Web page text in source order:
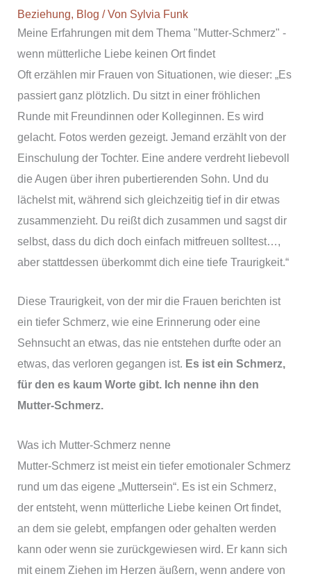
Beziehung, Blog / Von Sylvia Funk
Meine Erfahrungen mit dem Thema "Mutter-Schmerz" -
wenn mütterliche Liebe keinen Ort findet
Oft erzählen mir Frauen von Situationen, wie dieser: „Es
passiert ganz plötzlich. Du sitzt in einer fröhlichen
Runde mit Freundinnen oder Kolleginnen. Es wird
gelacht. Fotos werden gezeigt. Jemand erzählt von der
Einschulung der Tochter. Eine andere verdreht liebevoll
die Augen über ihren pubertierenden Sohn. Und du
lächelst mit, während sich gleichzeitig tief in dir etwas
zusammenzieht. Du reißt dich zusammen und sagst dir
selbst, dass du dich doch einfach mitfreuen solltest…,
aber stattdessen überkommt dich eine tiefe Traurigkeit.“
Diese Traurigkeit, von der mir die Frauen berichten ist
ein tiefer Schmerz, wie eine Erinnerung oder eine
Sehnsucht an etwas, das nie entstehen durfte oder an
etwas, das verloren gegangen ist. Es ist ein Schmerz,
für den es kaum Worte gibt. Ich nenne ihn den
Mutter-Schmerz.
Was ich Mutter-Schmerz nenne
Mutter-Schmerz ist meist ein tiefer emotionaler Schmerz
rund um das eigene „Muttersein“. Es ist ein Schmerz,
der entsteht, wenn mütterliche Liebe keinen Ort findet,
an dem sie gelebt, empfangen oder gehalten werden
kann oder wenn sie zurückgewiesen wird. Er kann sich
mit einem Ziehen im Herzen äußern, wenn andere von